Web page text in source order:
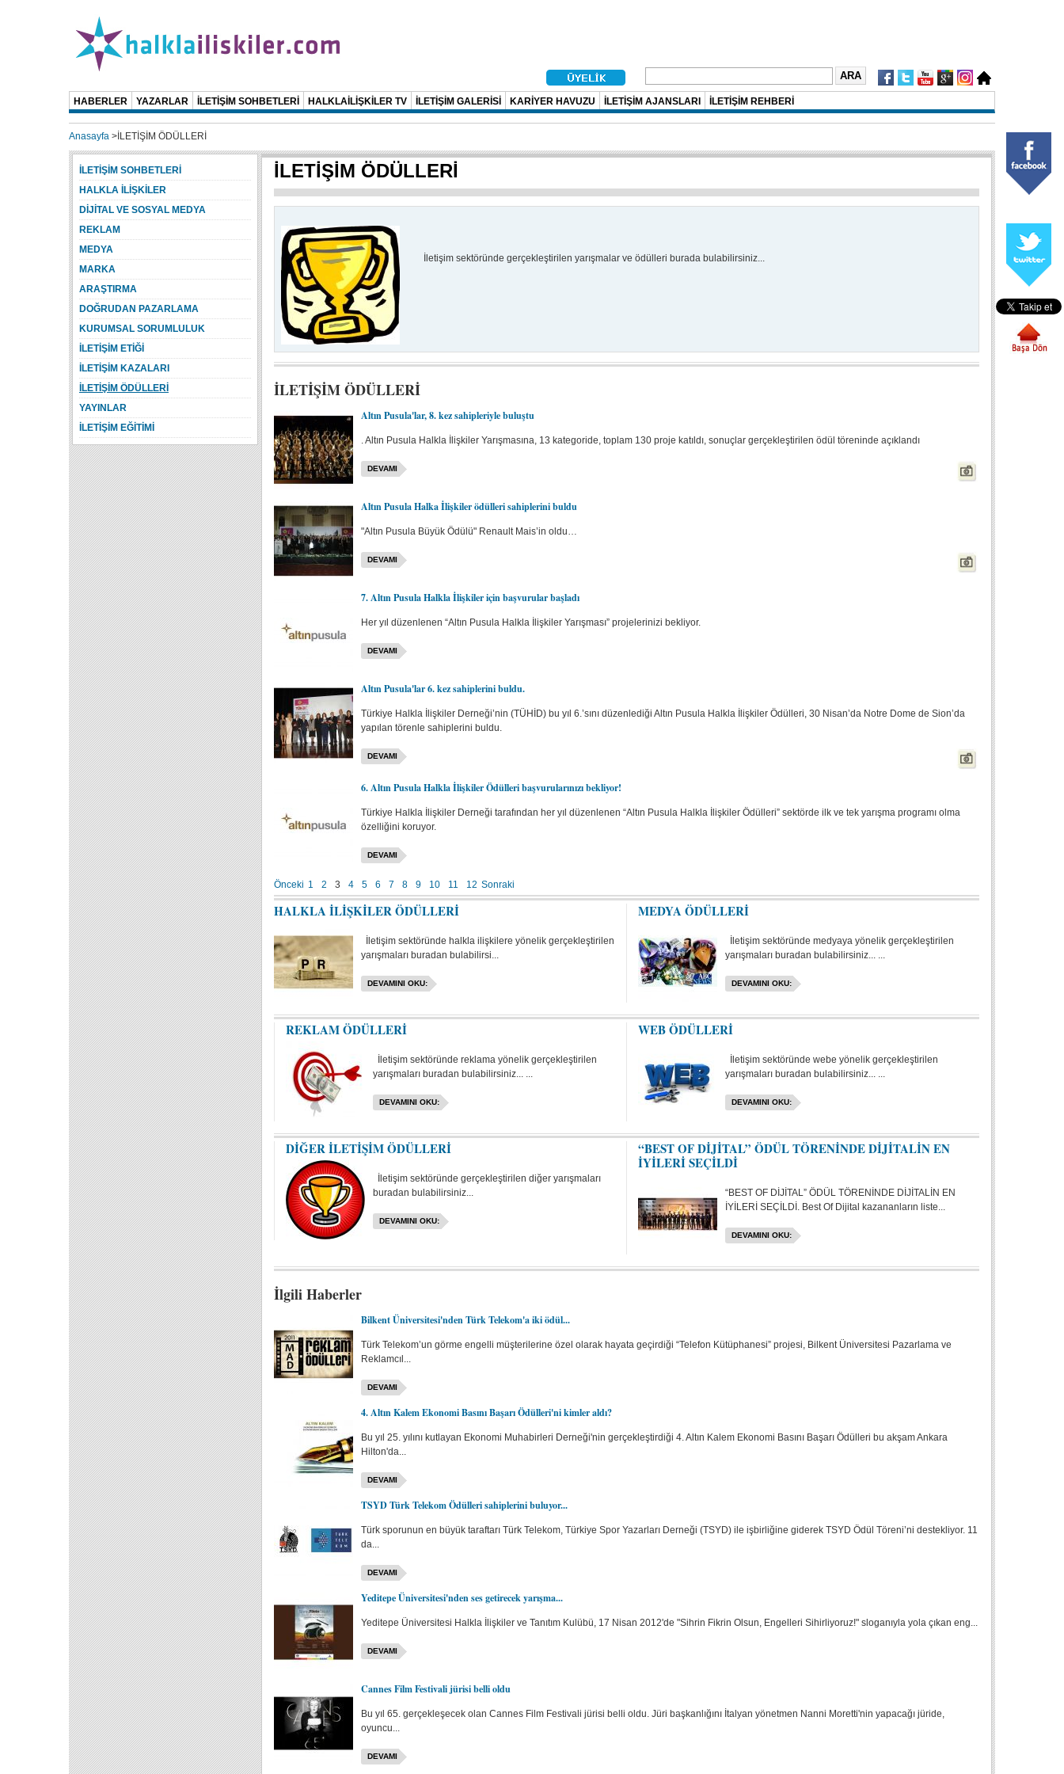
HABERLER YAZARLAR İLETİŞİM SOHBETLERİ HALKLAİLİŞKİLER TV İLETİŞİM GALERİSİ KARİYER HAVUZU İLETİŞİM AJANSLARI İLETİŞİM REHBERİ
Anasayfa > İLETİŞİM ÖDÜLLERİ
İLETİŞİM ÖDÜLLERİ
İletişim sektöründe gerçekleştirilen yarışmalar ve ödülleri burada bulabilirsiniz...
İLETİŞİM ÖDÜLLERİ
Altın Pusula'lar, 8. kez sahipleriyle buluştu
. Altın Pusula Halkla İlişkiler Yarışmasına, 13 kategoride, toplam 130 proje katıldı, sonuçlar gerçekleştirilen ödül töreninde açıklandı
DEVAMI
Altın Pusula Halka İlişkiler ödülleri sahiplerini buldu
"Altın Pusula Büyük Ödülü" Renault Mais’in oldu…
DEVAMI
7. Altın Pusula Halkla İlişkiler için başvurular başladı
Her yıl düzenlenen “Altın Pusula Halkla İlişkiler Yarışması” projelerinizi bekliyor.
DEVAMI
Altın Pusula'lar 6. kez sahiplerini buldu.
Türkiye Halkla İlişkiler Derneği’nin (TÜHİD) bu yıl 6.’sını düzenlediği Altın Pusula Halkla İlişkiler Ödülleri, 30 Nisan’da Notre Dome de Sion’da
yapılan törenle sahiplerini buldu.
DEVAMI
6. Altın Pusula Halkla İlişkiler Ödülleri başvurularınızı bekliyor!
Türkiye Halkla İlişkiler Derneği tarafından her yıl düzenlenen “Altın Pusula Halkla İlişkiler Ödülleri” sektörde ilk ve tek yarışma programı olma
özelliğini koruyor.
DEVAMI
Önceki 1 2 3 4 5 6 7 8 9 10 11 12 Sonraki
HALKLA İLİŞKİLER ÖDÜLLERİ
İletişim sektöründe halkla ilişkilere yönelik gerçekleştirilen
yarışmaları buradan bulabilirsi...
DEVAMINI OKU:
MEDYA ÖDÜLLERİ
İletişim sektöründe medyaya yönelik gerçekleştirilen
yarışmaları buradan bulabilirsiniz... ...
DEVAMINI OKU:
REKLAM ÖDÜLLERİ
İletişim sektöründe reklama yönelik gerçekleştirilen
yarışmaları buradan bulabilirsiniz... ...
DEVAMINI OKU:
WEB ÖDÜLLERİ
İletişim sektöründe webe yönelik gerçekleştirilen
yarışmaları buradan bulabilirsiniz... ...
DEVAMINI OKU:
DİĞER İLETİŞİM ÖDÜLLERİ
İletişim sektöründe gerçekleştirilen diğer yarışmaları
buradan bulabilirsiniz...
DEVAMINI OKU:
“BEST OF DİJİTAL” ÖDÜL TÖRENİNDE DİJİTALİN EN
İYİLERİ SEÇİLDİ
“BEST OF DİJİTAL” ÖDÜL TÖRENİNDE DİJİTALİN EN
İYİLERİ SEÇİLDİ. Best Of Dijital kazananların liste...
DEVAMINI OKU:
İlgili Haberler
Bilkent Üniversitesi'nden Türk Telekom'a iki ödül...
Türk Telekom’un görme engelli müşterilerine özel olarak hayata geçirdiği “Telefon Kütüphanesi” projesi, Bilkent Üniversitesi Pazarlama ve
Reklamcıl...
DEVAMI
4. Altın Kalem Ekonomi Basını Başarı Ödülleri'ni kimler aldı?
Bu yıl 25. yılını kutlayan Ekonomi Muhabirleri Derneği'nin gerçekleştirdiği 4. Altın Kalem Ekonomi Basını Başarı Ödülleri bu akşam Ankara
Hilton'da...
DEVAMI
TSYD Türk Telekom Ödülleri sahiplerini buluyor...
Türk sporunun en büyük taraftarı Türk Telekom, Türkiye Spor Yazarları Derneği (TSYD) ile işbirliğine giderek TSYD Ödül Töreni’ni destekliyor. 11
da...
DEVAMI
Yeditepe Üniversitesi'nden ses getirecek yarışma...
Yeditepe Üniversitesi Halkla İlişkiler ve Tanıtım Kulübü, 17 Nisan 2012'de "Sihrin Fikrin Olsun, Engelleri Sihirliyoruz!" sloganıyla yola çıkan eng...
DEVAMI
Cannes Film Festivali jürisi belli oldu
Bu yıl 65. gerçekleşecek olan Cannes Film Festivali jürisi belli oldu. Jüri başkanlığını İtalyan yönetmen Nanni Moretti'nin yapacağı jüride,
oyuncu...
DEVAMI
İLETİŞİM SOHBETLERİ
HALKLA İLİŞKİLER
DİJİTAL VE SOSYAL MEDYA
REKLAM
MEDYA
MARKA
ARAŞTIRMA
DOĞRUDAN PAZARLAMA
KURUMSAL SORUMLULUK
İLETİŞİM ETİĞİ
İLETİŞİM KAZALARI
İLETİŞİM ÖDÜLLERİ
YAYINLAR
İLETİŞİM EĞİTİMİ